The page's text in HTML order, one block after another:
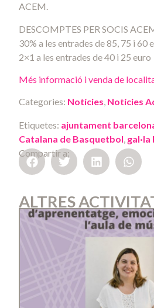
ACEM.
DESCOMPTES PER SOCIS
30% a les entrades de 85, 75 i 60
2×1 a les entrades de 40 i 25 euro
Més informació i venda de
Categories: Notícies, Notícies
Etiquetes: ajuntament
Catalana de Basquetbol,
Compartir a:
ALTRES